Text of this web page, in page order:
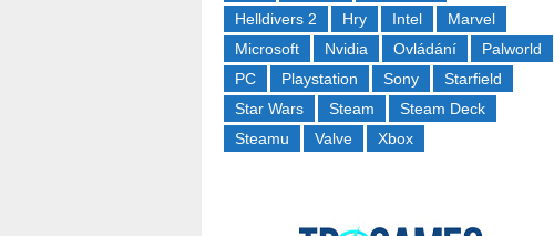
Helldivers 2
Hry Intel
Marvel
Microsoft
Nvidia Ovládání
Palworld
PC
Playstation Sony
Starfield
Star Wars
Steam
Steam Deck
Steamu
Valve Xbox